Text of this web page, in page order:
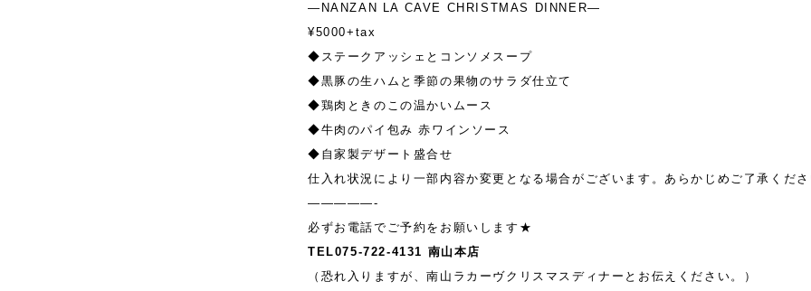
—NANZAN LA CAVE CHRISTMAS DINNER—
¥5000+tax
◆ステークアッシェとコンソメスープ
◆黒豚の生ハムと季節の果物のサラダ仕立て
◆鶏肉ときのこの温かいムース
◆牛肉のパイ包み 赤ワインソース
◆自家製デザート盛合せ
仕入れ状況により一部内容か変更となる場合がございます。あらかじめご了承くださ
—————-
必ずお電話でご予約をお願いします★
TEL075-722-4131 南山本店
（恐れ入りますが、南山ラカーヴクリスマスディナーとお伝えください。）